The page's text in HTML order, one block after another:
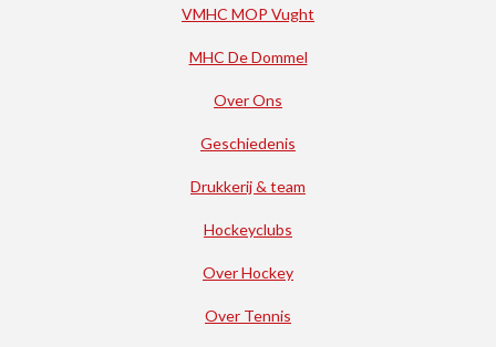
VMHC MOP Vught
MHC De Dommel
Over Ons
Geschiedenis
Drukkerij & team
Hockeyclubs
Over Hockey
Over Tennis